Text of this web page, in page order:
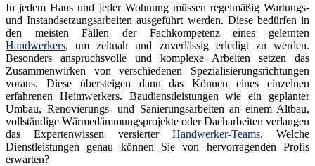
In jedem Haus und jeder Wohnung müssen regelmäßig Wartungs-
und Instandsetzungsarbeiten ausgeführt werden. Diese bedürfen in
den meisten Fällen der Fachkompetenz eines gelernten
Handwerkers, um zeitnah und zuverlässig erledigt zu werden.
Besonders anspruchsvolle und komplexe Arbeiten setzen das
Zusammenwirken von verschiedenen Spezialisierungsrichtungen
voraus. Diese übersteigen dann das Können eines einzelnen
erfahrenen Heimwerkers. Baudienstleistungen wie ein geplanter
Umbau, Renovierungs- und Sanierungsarbeiten an einem Altbau,
vollständige Wärmedämmungsprojekte oder Dacharbeiten verlangen
das Expertenwissen versierter Handwerker-Teams. Welche
Dienstleistungen genau können Sie von hervorragenden Profis
erwarten?